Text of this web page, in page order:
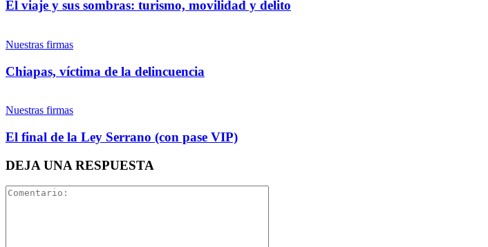
El viaje y sus sombras: turismo, movilidad y delito
Nuestras firmas
Chiapas, víctima de la delincuencia
Nuestras firmas
El final de la Ley Serrano (con pase VIP)
DEJA UNA RESPUESTA